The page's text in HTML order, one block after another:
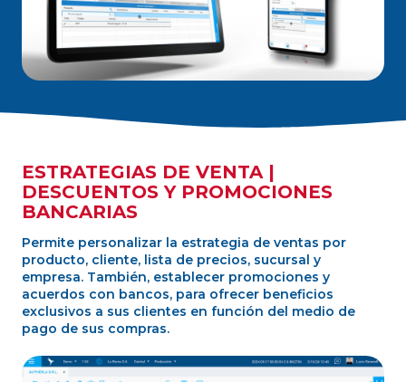
ESTRATEGIAS DE VENTA |
DESCUENTOS Y PROMOCIONES
BANCARIAS
Permite personalizar la estrategia de ventas por
producto, cliente, lista de precios, sucursal y
empresa. También, establecer promociones y
acuerdos con bancos, para ofrecer beneficios
exclusivos a sus clientes en función del medio de
pago de sus compras.